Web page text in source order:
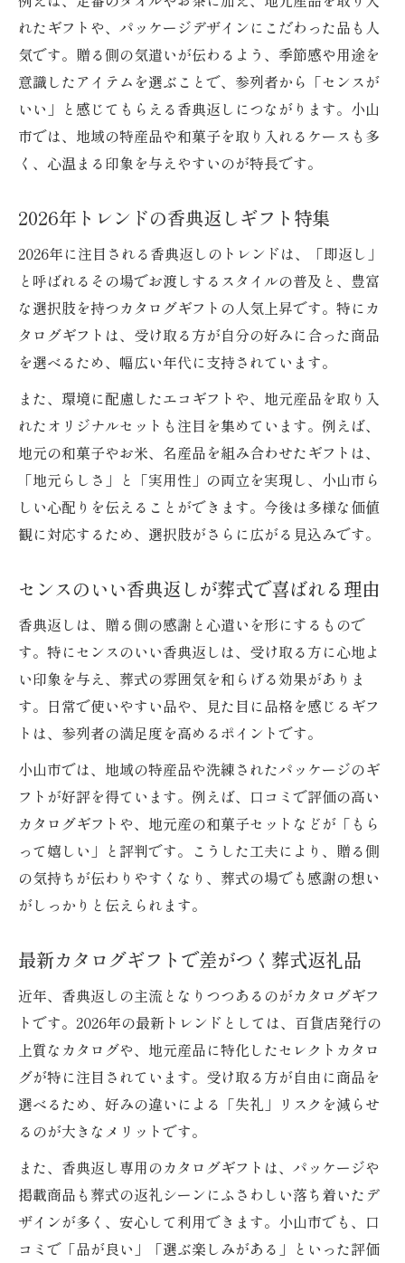
れたギフトや、パッケージデザインにこだわった品も人
気です。贈る側の気遣いが伝わるよう、季節感や用途を
意識したアイテムを選ぶことで、参列者から「センスが
いい」と感じてもらえる香典返しにつながります。小山
市では、地域の特産品や和菓子を取り入れるケースも多
く、心温まる印象を与えやすいのが特長です。
2026年トレンドの香典返しギフト特集
2026年に注目される香典返しのトレンドは、「即返し」
と呼ばれるその場でお渡しするスタイルの普及と、豊富
な選択肢を持つカタログギフトの人気上昇です。特にカ
タログギフトは、受け取る方が自分の好みに合った商品
を選べるため、幅広い年代に支持されています。
また、環境に配慮したエコギフトや、地元産品を取り入
れたオリジナルセットも注目を集めています。例えば、
地元の和菓子やお米、名産品を組み合わせたギフトは、
「地元らしさ」と「実用性」の両立を実現し、小山市ら
しい心配りを伝えることができます。今後は多様な価値
観に対応するため、選択肢がさらに広がる見込みです。
センスのいい香典返しが葬式で喜ばれる理由
香典返しは、贈る側の感謝と心遣いを形にするもので
す。特にセンスのいい香典返しは、受け取る方に心地よ
い印象を与え、葬式の雰囲気を和らげる効果がありま
す。日常で使いやすい品や、見た目に品格を感じるギフ
トは、参列者の満足度を高めるポイントです。
小山市では、地域の特産品や洗練されたパッケージのギ
フトが好評を得ています。例えば、口コミで評価の高い
カタログギフトや、地元産の和菓子セットなどが「もら
って嬉しい」と評判です。こうした工夫により、贈る側
の気持ちが伝わりやすくなり、葬式の場でも感謝の想い
がしっかりと伝えられます。
最新カタログギフトで差がつく葬式返礼品
近年、香典返しの主流となりつつあるのがカタログギフ
トです。2026年の最新トレンドとしては、百貨店発行の
上質なカタログや、地元産品に特化したセレクトカタロ
グが特に注目されています。受け取る方が自由に商品を
選べるため、好みの違いによる「失礼」リスクを減らせ
るのが大きなメリットです。
また、香典返し専用のカタログギフトは、パッケージや
掲載商品も葬式の返礼シーンにふさわしい落ち着いたデ
ザインが多く、安心して利用できます。小山市でも、口
コミで「品が良い」「選ぶ楽しみがある」といった評価